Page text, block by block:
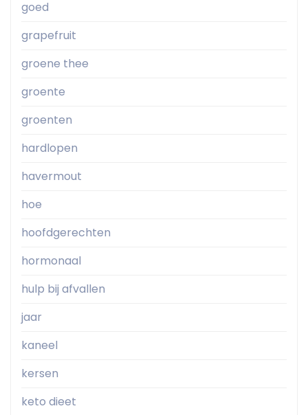
goed
grapefruit
groene thee
groente
groenten
hardlopen
havermout
hoe
hoofdgerechten
hormonaal
hulp bij afvallen
jaar
kaneel
kersen
keto dieet